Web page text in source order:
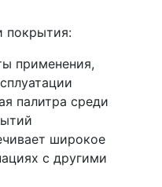
покрытия:
применения,
палитра среди
широкое
с другими